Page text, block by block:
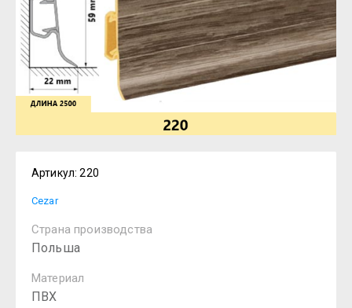
Артикул: 220
Cezar
Страна производства
Польша
Материал
ПВХ